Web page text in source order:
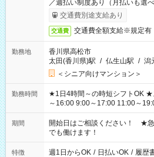
／週払い制度あり（月払いも選
了次第のお支払いとなります。
交通費別途支給あり
交通費 交通費全額支給※規定有
勤務地
香川県高松市
太田(香川県)駅 / 仏生山駅 / 潟
＜シニア向けマンション＞
勤務時間
★1日4時間～の時短シフトOK ★スタート時間選べます！ 7:00
～16:00 9:00～17:00 11:00～19:00 な
の場合、他のお仕事と合わせ週
せん ※法令に基づき、週20時間
象となります ※労働者派遣法（
り、短時間・短期間の就業はご
期間
開始日はご相談ください！ ★
でも働けます！
特徴 週1日からOK / 日払いOK / 履歴